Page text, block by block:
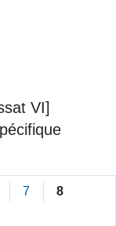
VI]
7
8